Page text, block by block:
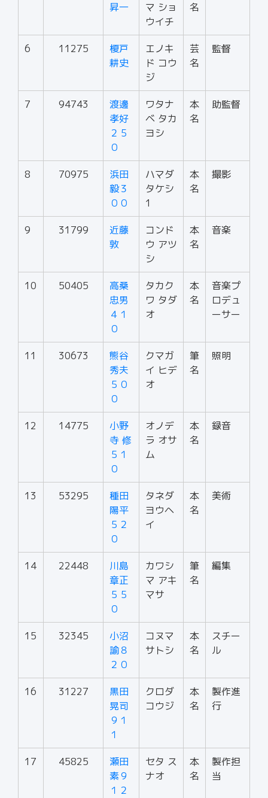
昇一
マ ショ
ウイチ
名
6 11275
榎戸
耕史
エノキ
ド コウ
ジ
芸
名
監督
7 94743
渡邊
孝好
２５
０
ワタナ
ベ タカ
ヨシ
本
名
助監督
8 70975
浜田
毅３
００
ハマダ
タケシ
1
本
名
撮影
9 31799
近藤
敦
コンド
ウ アツ
シ
本
名
音楽
10 50405
高桑
忠男
４１
０
タカク
ワ タダ
オ
本
名
音楽プ
ロデュ
ーサー
11 30673
熊谷
秀夫
５０
０
クマガ
イ ヒデ
オ
筆
名
照明
12 14775
小野
寺 修
５１
０
オノデ
ラ オサ
ム
本
名
録音
13 53295
種田
陽平
５２
０
タネダ
ヨウヘ
イ
本
名
美術
14 22448
川島
章正
５５
０
カワシ
マ アキ
マサ
筆
名
編集
15 32345
小沼
諭８
２０
コヌマ
サトシ
本
名
スチー
ル
16 31227
黒田
晃司
９１
１
クロダ
コウジ
本
名
製作進
行
17 45825
瀬田
素９
１２
セタ ス
ナオ
本
名
製作担
当